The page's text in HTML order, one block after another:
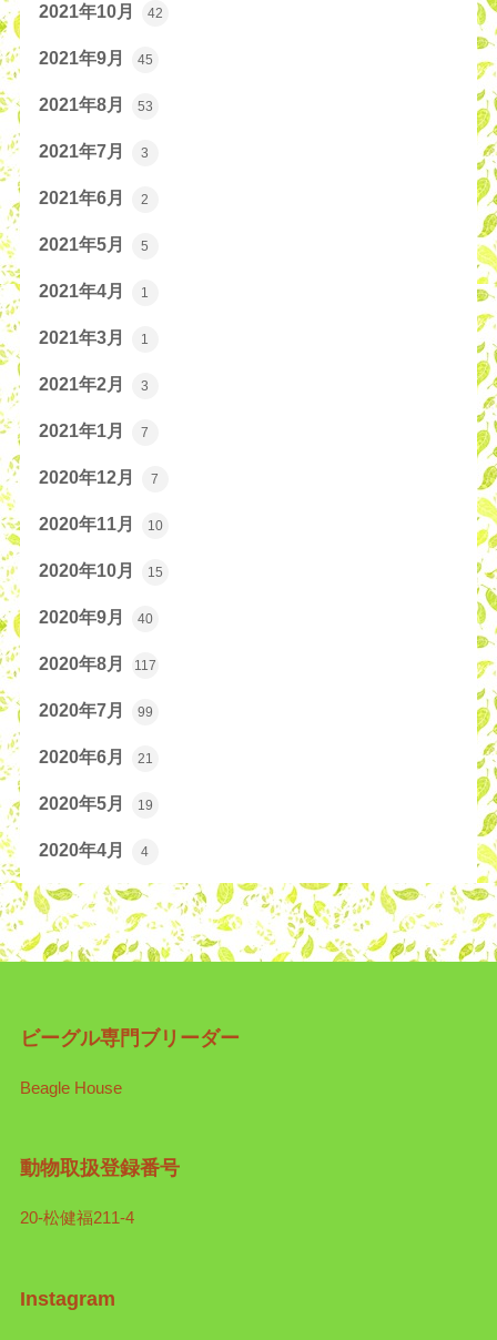
2021年10月 42
2021年9月 45
2021年8月 53
2021年7月 3
2021年6月 2
2021年5月 5
2021年4月 1
2021年3月 1
2021年2月 3
2021年1月 7
2020年12月 7
2020年11月 10
2020年10月 15
2020年9月 40
2020年8月 117
2020年7月 99
2020年6月 21
2020年5月 19
2020年4月 4
ビーグル専門ブリーダー
Beagle House
動物取扱登録番号
20-松健福211-4
Instagram